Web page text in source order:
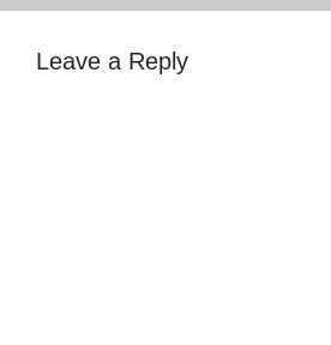
Leave a Reply